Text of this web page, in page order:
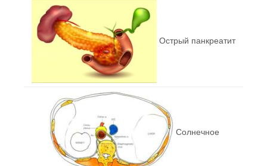
Острый панкреатит
Солнечное